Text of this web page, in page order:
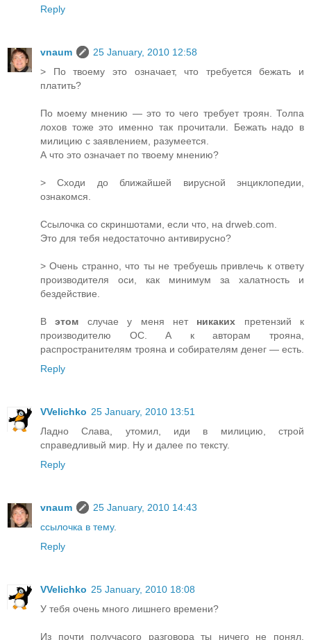
Reply
vnaum
25 January, 2010 12:58
> По твоему это означает, что требуется бежать и
платить?
По моему мнению — это то чего требует троян. Толпа
лохов тоже это именно так прочитали. Бежать надо в
милицию с заявлением, разумеется.
А что это означает по твоему мнению?
> Сходи до ближайшей вирусной энциклопедии,
ознакомся.
Ссылочка со скриншотами, если что, на drweb.com.
Это для тебя недостаточно антивирусно?
> Очень странно, что ты не требуешь привлечь к ответу
производителя оси, как минимум за халатность и
бездействие.
Вэтом случае у меня нет никаких претензий к
производителю ОС. А к авторам трояна,
распространителям трояна и собирателям денег — есть.
Reply
VVelichko 25 January, 2010 13:51
Ладно Слава, утомил, иди в милицию, строй
справедливый мир. Ну и далее по тексту.
Reply
vnaum
25 January, 2010 14:43
ссылочка в тему.
Reply
VVelichko 25 January, 2010 18:08
У тебя очень много лишнего времени?
Из почти получасого разговора ты ничего не понял.